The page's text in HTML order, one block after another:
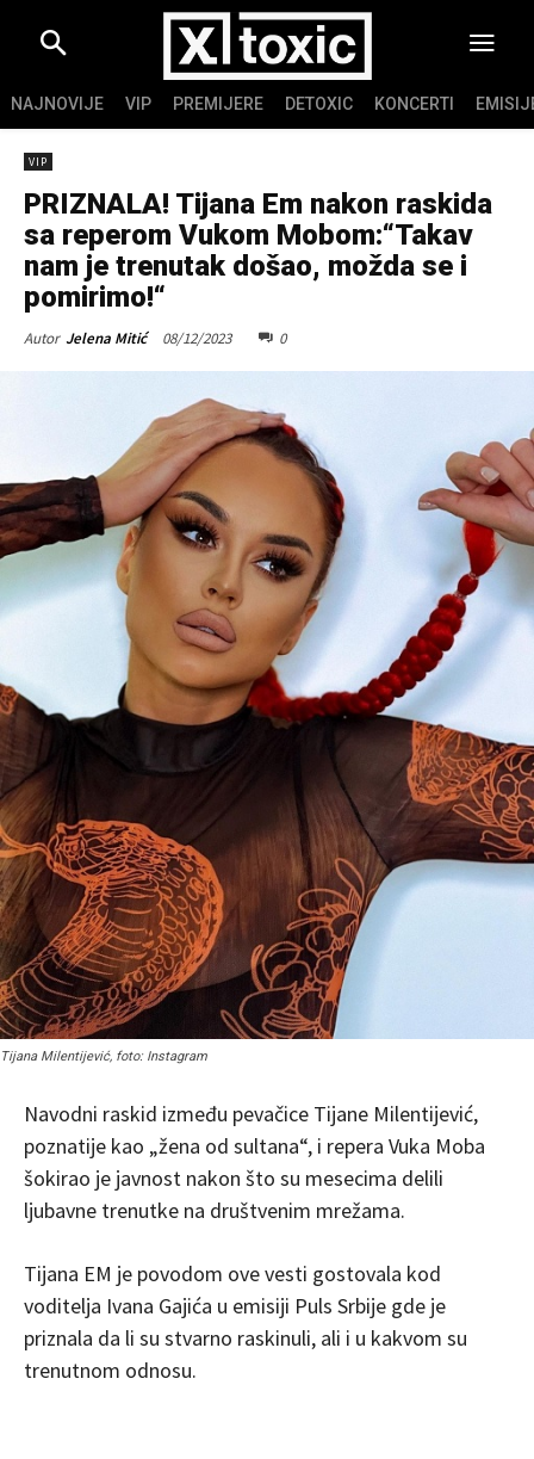
NAJNOVIJE VIP PREMIJERE DETOXIC KONCERTI
VIP
PRIZNALA! Tijana Em nakon raskida
sa reperom Vukom Mobom:“Takav
nam je trenutak došao, možda se i
pomirimo!“
Autor Jelena Mitić 08/12/2023 0
Tijana Milentijević, foto: Instagram
Navodni raskid između pevačice Tijane Milentijević,
poznatije kao „žena od sultana“, i repera Vuka Moba
šokirao je javnost nakon što su mesecima delili
ljubavne trenutke na društvenim mrežama.
Tijana EM je povodom ove vesti gostovala kod
voditelja Ivana Gajića u emisiji Puls Srbije gde je
priznala da li su stvarno raskinuli, ali i u kakvom su
trenutnom odnosu.